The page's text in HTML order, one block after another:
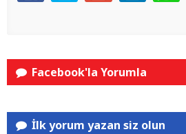
Facebook'la Yorumla
İlk yorum yazan siz olun